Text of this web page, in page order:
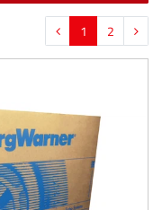
1 2